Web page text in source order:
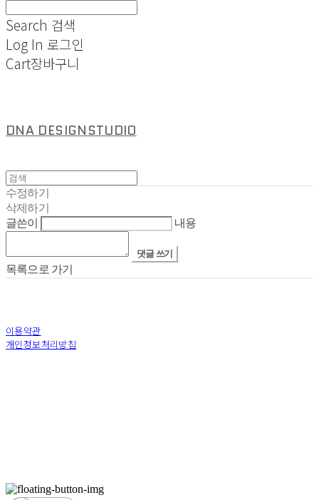
Search 검색
Log In 로그인
Cart장바구니
DNA DESIGNSTUDIO
수정하기
삭제하기
글쓴이
내용
댓글 쓰기
목록으로 가기
이용약관
개인정보처리방침